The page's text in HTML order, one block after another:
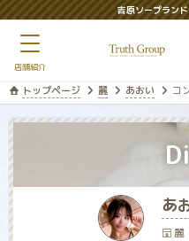
吉原ソープラン
トップページ 麗 あおい コ
あ
麗